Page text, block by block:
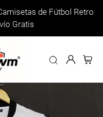
de Fútbol Retro
Gratis